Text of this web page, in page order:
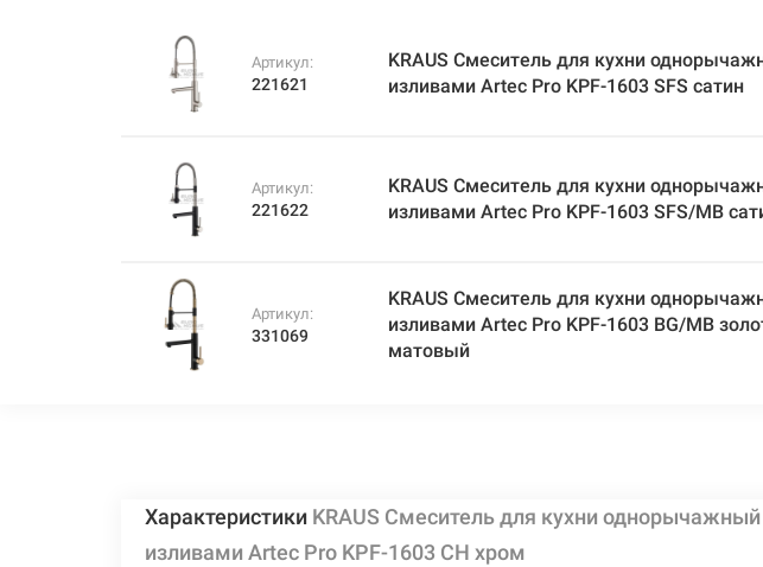
Артикул:
221621
KRAUS Смеситель для кухни
изливами Artec Pro KPF-1603 SFS сатин
Артикул:
221622
KRAUS Смеситель для кухни
изливами Artec Pro KPF-1603 SFS/MB
Артикул:
331069
KRAUS Смеситель для кухни
изливами Artec Pro KPF-1603 BG/MB
матовый
Характеристики KRAUS Смеситель для кухни
изливами Artec Pro KPF-1603 CH хром